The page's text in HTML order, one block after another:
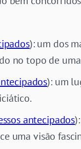
): um dos
no topo de
): um
antecipados
uma visão